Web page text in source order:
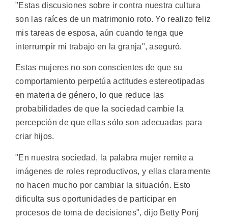
"Estas discusiones sobre ir contra nuestra cultura
son las raíces de un matrimonio roto. Yo realizo feliz
mis tareas de esposa, aún cuando tenga que
interrumpir mi trabajo en la granja", aseguró.
Estas mujeres no son conscientes de que su
comportamiento perpetúa actitudes estereotipadas
en materia de género, lo que reduce las
probabilidades de que la sociedad cambie la
percepción de que ellas sólo son adecuadas para
criar hijos.
"En nuestra sociedad, la palabra mujer remite a
imágenes de roles reproductivos, y ellas claramente
no hacen mucho por cambiar la situación. Esto
dificulta sus oportunidades de participar en
procesos de toma de decisiones", dijo Betty Ponj